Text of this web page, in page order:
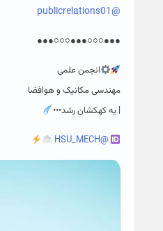
@publicrelations01
●●●○○○●●●○○○●●●
انجمن علمی
مهندسی مکانیک و هوافضا
| یه کهکشان رشد•••
@HSU_MECH